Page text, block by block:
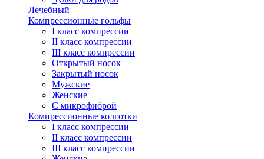
Лечебный
Компрессионные гольфы
I класс компрессии
II класс компрессии
III класс компрессии
Открытый носок
Закрытый носок
Мужские
Женские
С микрофиброй
Компрессионные колготки
I класс компрессии
II класс компрессии
III класс компрессии